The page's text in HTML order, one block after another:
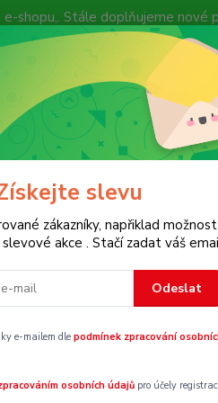
e-shopu,. Stále doplňujeme nové
Hledat
Nevíte si rady? Zavolejte.
Dámské
zboží.
slevu
zákazníky, napřiklad
akce . Stačí zadat váš
Odeslat
e-mailem dlepodmínek zpracování
osobních údajůpro účely